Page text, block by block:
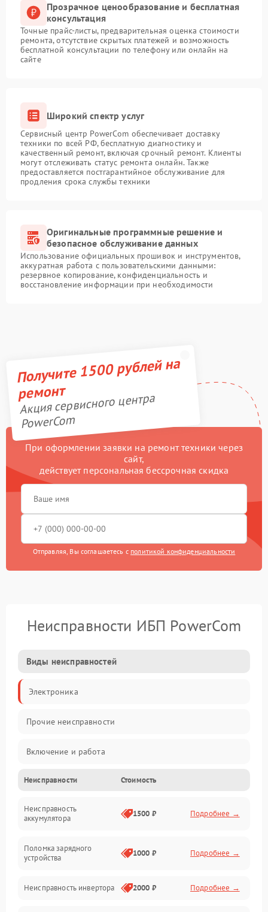
Прозрачное ценообразование и бесплатная
консультация
Точные прайс-листы, предварительная оценка стоимости
ремонта, отсутствие скрытых платежей и возможность
бесплатной консультации по телефону или онлайн на
сайте
Широкий спектр услуг
Сервисный центр PowerCom обеспечивает доставку
техники по всей РФ, бесплатную диагностику и
качественный ремонт, включая срочный ремонт. Клиенты
могут отслеживать статус ремонта онлайн. Также
предоставляется постгарантийное обслуживание для
продления срока службы техники
Оригинальные программные решение и
безопасное обслуживание данных
Использование официальных прошивок и инструментов,
аккуратная работа с пользовательскими данными:
резервное копирование, конфиденциальность и
восстановление информации при необходимости
Получите 1500 рублей на
ремонт
Акция сервисного центра
PowerCom
При оформлении заявки на ремонт техники через
сайт,
действует персональная бессрочная скидка
Отправляя, Вы соглашаетесь с политикой конфиденциальности
Неисправности ИБП PowerCom
Виды неисправностей
Электроника
Прочие неисправности
Включение и работа
Работа с нагрузкой
Звук и индикация
Неисправности Стоимость
Неисправность
аккумулятора
1500 ₽ Подробнее →
Поломка зарядного
устройства
1000 ₽ Подробнее →
Неисправность инвертора 2000 ₽ Подробнее →